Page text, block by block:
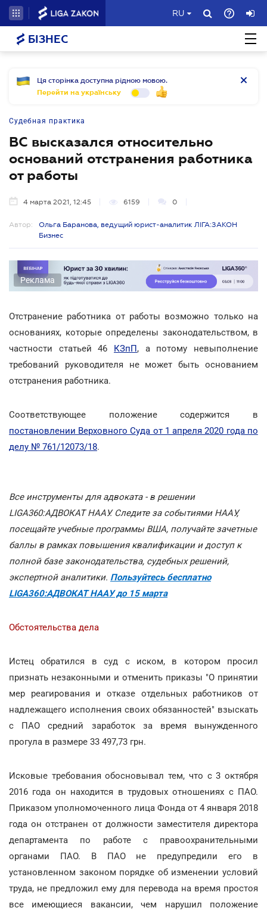
RU
БІЗНЕС
Ця сторінка доступна рідною мовою.
Перейти на українську
Судебная практика
ВС высказался относительно
оснований отстранения работника
от работы
4 марта 2021, 12:45 6159 0
Автор:
Ольга Баранова, ведущий юрист-аналитик ЛІГА:ЗАКОН
Бизнес
Реклама
Отстранение работника от работы возможно только на
основаниях, которые определены законодательством, в
частности статьей 46 КЗпП, а потому невыполнение
требований руководителя не может быть основанием
отстранения работника.
Соответствующее положение содержится в
постановлении Верховного Суда от 1 апреля 2020 года по
делу № 761/12073/18.
Все инструменты для адвоката - в решении
LIGA360:АДВОКАТ НААУ. Следите за событиями НААУ,
посещайте учебные программы ВША, получайте зачетные
баллы в рамках повышения квалификации и доступ к
полной базе законодательства, судебных решений,
экспертной аналитики. Пользуйтесь бесплатно
LIGA360:АДВОКАТ НААУ до 15 марта
Обстоятельства дела
Истец обратился в суд с иском, в котором просил
признать незаконными и отменить приказы "О принятии
мер реагирования и отказе отдельных работников от
надлежащего исполнения своих обязанностей" взыскать
с ПАО средний заработок за время вынужденного
прогула в размере 33 497,73 грн.
Исковые требования обосновывал тем, что с 3 октября
2016 года он находится в трудовых отношениях с ПАО.
Приказом уполномоченного лица Фонда от 4 января 2018
года он отстранен от должности заместителя директора
департамента по работе с правоохранительными
органами ПАО. В ПАО не предупредили его в
установленном законом порядке об изменении условий
труда, не предложил ему для перевода на время простоя
все имеющиеся вакансии, чем нарушил положение